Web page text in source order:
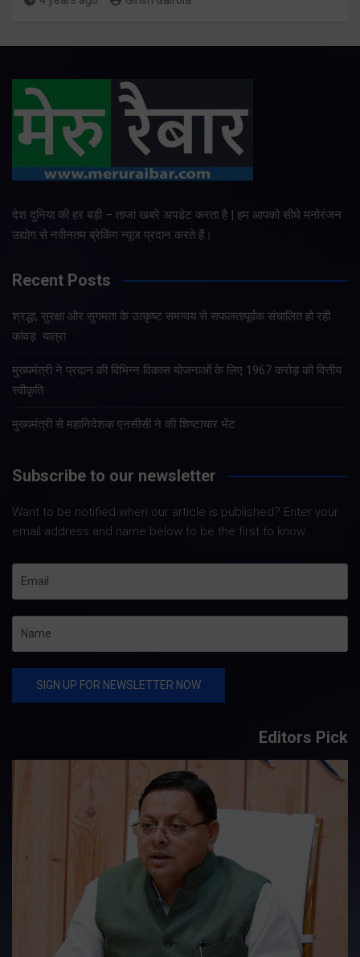
देश दुनिया की हर बड़ी – ताजा खबरे अपडेट करता है | हम आपको सीधे मनोरंजन
उद्योग से नवीनतम ब्रेकिंग न्यूज प्रदान करते हैं।
Recent Posts
श्रद्धा, सुरक्षा और सुगमता के उत्कृष्ट समन्वय से सफलतापूर्वक संचालित हो रही
कांवड़ यात्रा
मुख्यमंत्री ने प्रदान की विभिन्न विकास योजनाओं के लिए 1967 करोड़ की वित्तीय
स्वीकृति
मुख्यमंत्री से महानिदेशक एनसीसी ने की शिष्टाचार भेंट
Subscribe to our newsletter
Want to be notified when our article is published? Enter your
email address and name below to be the first to know.
Editors Pick